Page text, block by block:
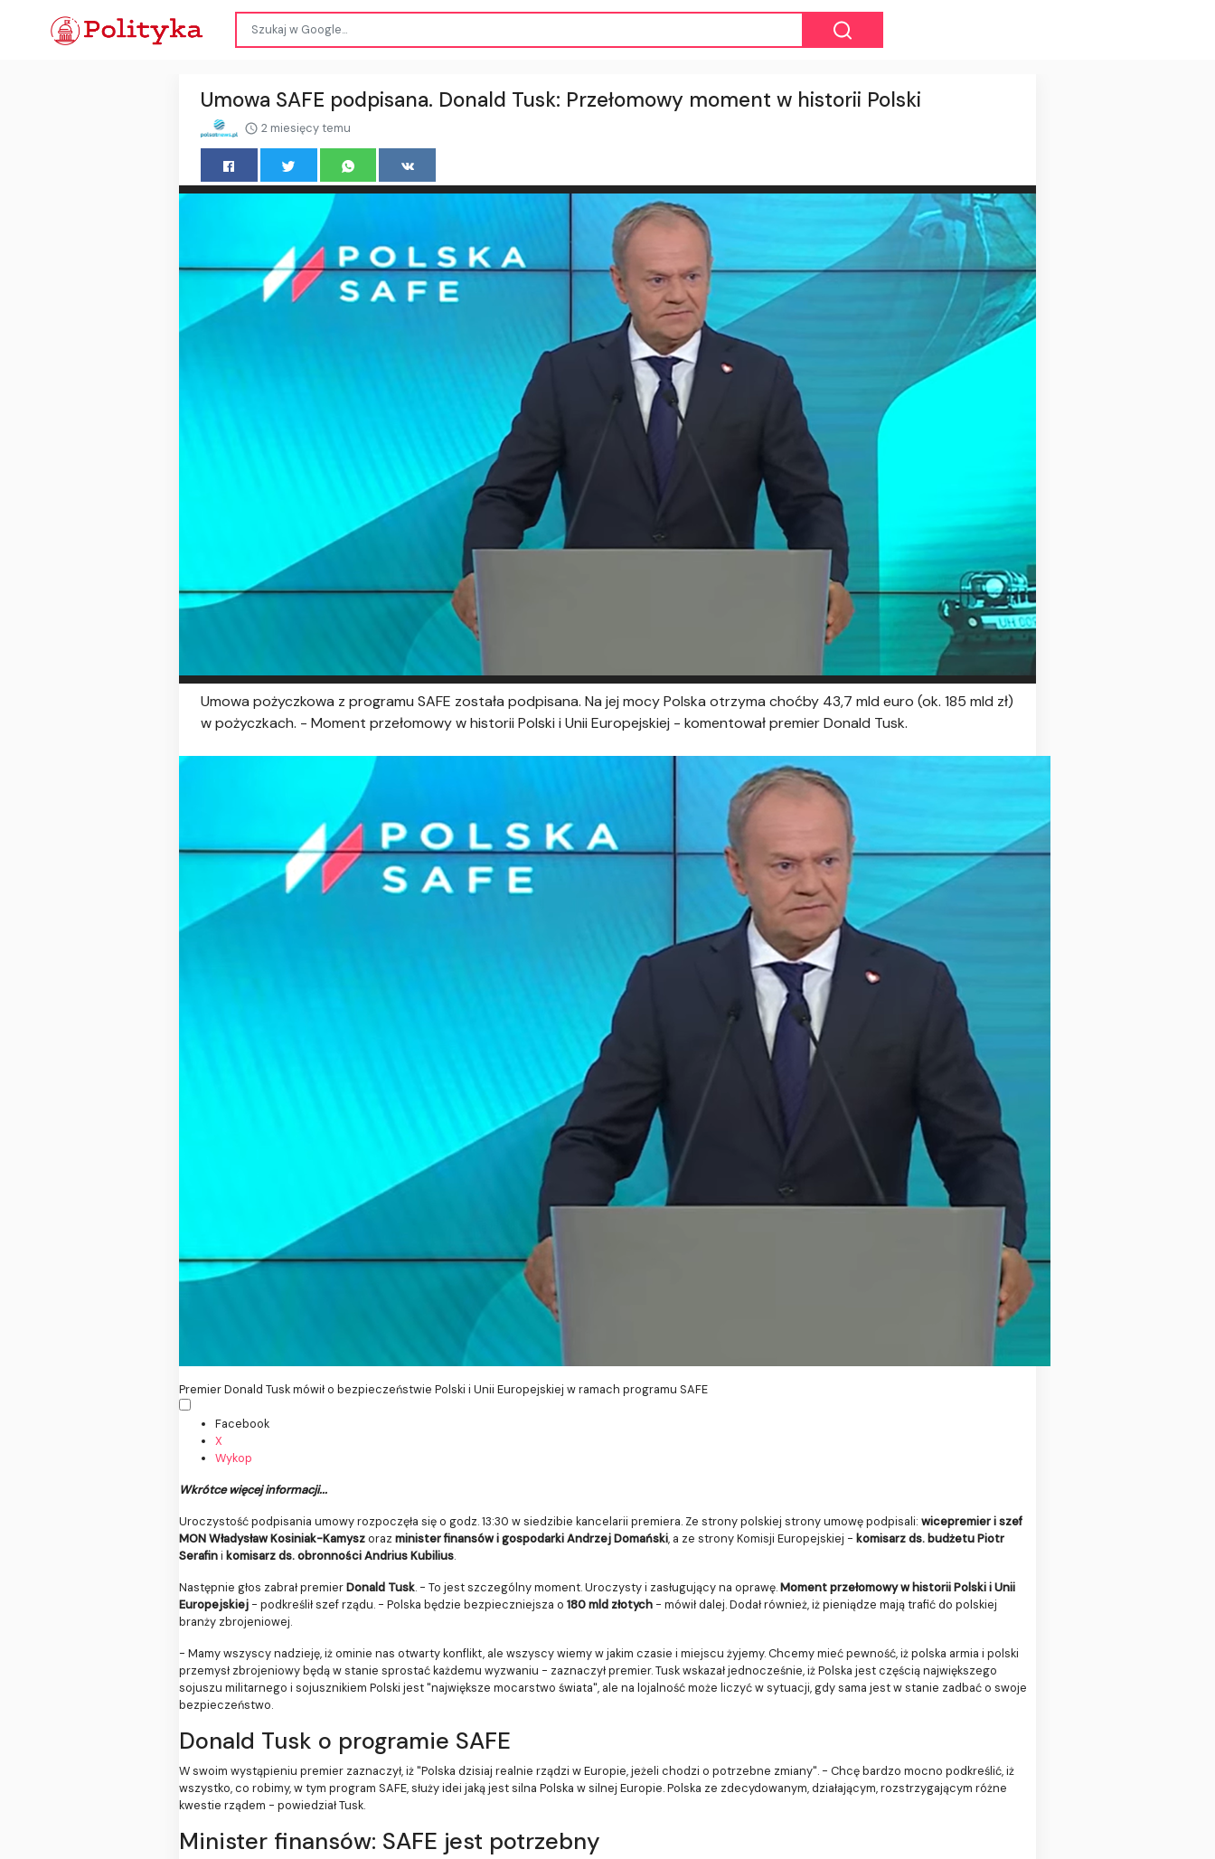
Umowa SAFE podpisana. Donald Tusk: Przełomowy moment w historii Polski
2 miesięcy temu
Umowa pożyczkowa z programu SAFE została podpisana. Na jej mocy Polska otrzyma choćby 43,7 mld euro (ok. 185 mld zł)
w pożyczkach. - Moment przełomowy w historii Polski i Unii Europejskiej - komentował premier Donald Tusk.
Premier Donald Tusk mówił o bezpieczeństwie Polski i Unii Europejskiej w ramach programu SAFE
Facebook
X
Wykop
Wkrótce więcej informacji...
Uroczystość podpisania umowy rozpoczęła się o godz. 13:30 w siedzibie kancelarii premiera. Ze strony polskiej strony umowę podpisali: wicepremier i szef
MON Władysław Kosiniak-Kamyszoraz minister finansów i gospodarki Andrzej Domański, a ze strony Komisji Europejskiej - komisarz ds. budżetu Piotr
Serafini komisarz ds. obronności Andrius Kubilius.
Następnie głos zabrał premierDonald Tusk. - To jest szczególny moment. Uroczysty i zasługujący na oprawę.Moment przełomowy w historii Polski i Unii
Europejskiej - podkreślił szef rządu. - Polska będzie bezpieczniejsza o 180 mld złotych - mówił dalej. Dodał również, iż pieniądze mają trafić do polskiej
branży zbrojeniowej.
- Mamy wszyscy nadzieję, iż ominie nas otwarty konflikt, ale wszyscy wiemy w jakim czasie i miejscu żyjemy. Chcemy mieć pewność, iż polska armia i polski
przemysł zbrojeniowy będą w stanie sprostać każdemu wyzwaniu - zaznaczył premier. Tusk wskazał jednocześnie, iż Polska jest częścią największego
sojuszu militarnego i sojusznikiem Polski jest "największe mocarstwo świata", ale na lojalność może liczyć w sytuacji, gdy sama jest w stanie zadbać o swoje
bezpieczeństwo.
Donald Tusk o programie SAFE
W swoim wystąpieniu premier zaznaczył, iż "Polska dzisiaj realnie rządzi w Europie, jeżeli chodzi o potrzebne zmiany". - Chcę bardzo mocno podkreślić, iż
wszystko, co robimy, w tym program SAFE, służy idei jaką jest silna Polska w silnej Europie. Polska ze zdecydowanym, działającym, rozstrzygającym różne
kwestie rządem - powiedział Tusk.
Minister finansów: SAFE jest potrzebny